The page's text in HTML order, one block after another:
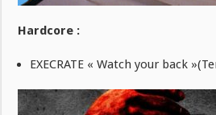
Hardcore :
EXECRATE « Watch your back